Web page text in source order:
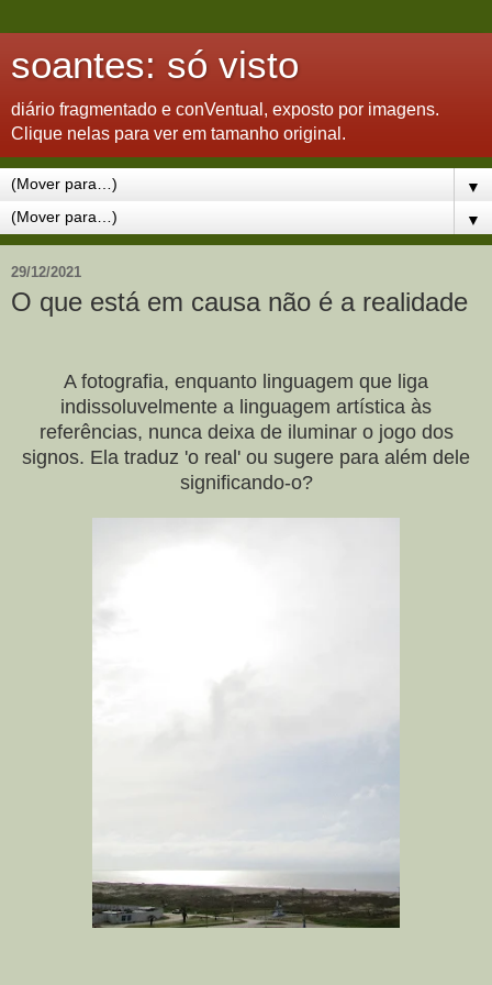
soantes: só visto
diário fragmentado e conVentual, exposto por imagens.
Clique nelas para ver em tamanho original.
▼
▼
29/12/2021
O que está em causa não é a realidade
A fotografia, enquanto linguagem que liga
indissoluvelmente a linguagem artística às
referências, nunca deixa de iluminar o jogo dos
signos. Ela traduz 'o real' ou sugere para além dele
significando-o?